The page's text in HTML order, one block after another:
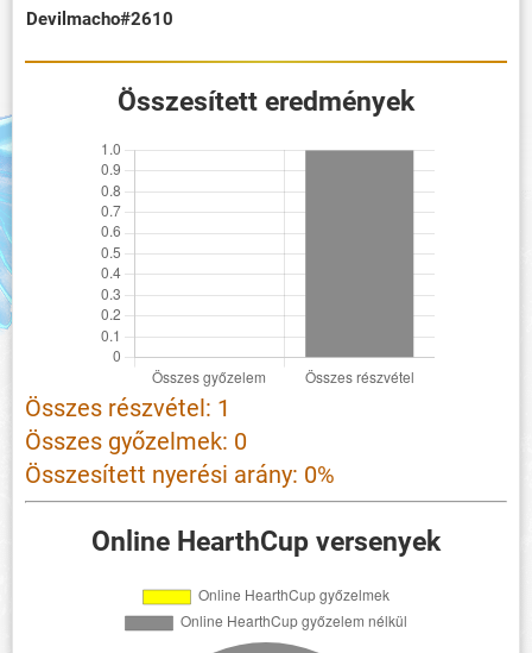
Devilmacho#2610
Összesített eredmények
Összes részvétel: 1
Összes győzelmek: 0
Összesített nyerési arány: 0%
Online HearthCup versenyek